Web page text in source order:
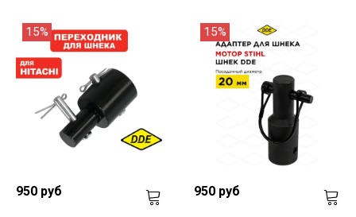
15%
950 руб
15%
950 руб